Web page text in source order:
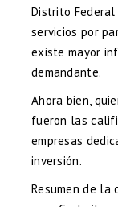
Distrito Federal
servicios por
existe mayor
demandante.
Ahora bien,
fueron las
empresas
inversión.
Resumen de la